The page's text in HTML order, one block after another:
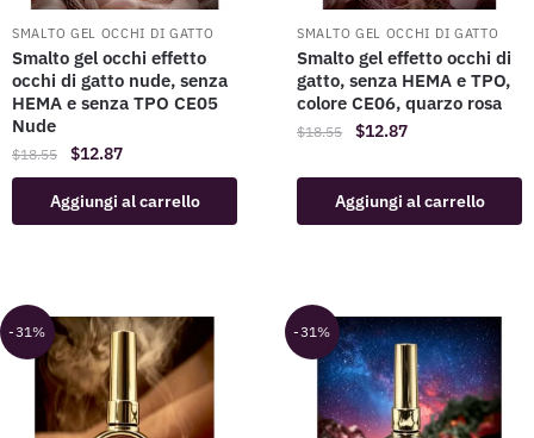
SMALTO GEL OCCHI DI GATTO
Smalto gel occhi effetto
occhi di gatto nude, senza
HEMA e senza TPO CE05
Nude
$18.55 $12.87
Aggiungi al carrello
SMALTO GEL OCCHI DI GATTO
Smalto gel effetto occhi di
gatto, senza HEMA e TPO,
colore CE06, quarzo rosa
$18.55 $12.87
Aggiungi al carrello
-31% -31%